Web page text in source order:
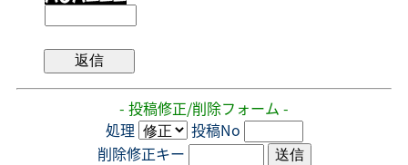
- 投稿修正/削除フォーム -
処理
投稿No
削除修正キー